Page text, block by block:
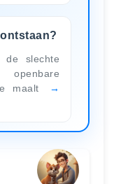
de slechte
maalt